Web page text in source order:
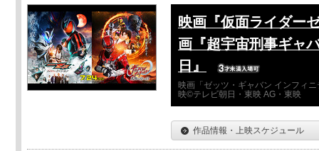
映画『仮面ライダー
画『超宇宙刑事ギャ
日』
映画「ゼッツ・ギャバン インフィ
映©テレビ朝日・東映 AG・東映
作品情報・上映スケジュール